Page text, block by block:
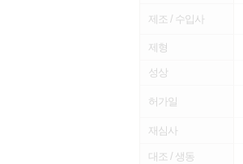
제조 / 수입사
제형
성상
허가일
재심사
대조 / 생동